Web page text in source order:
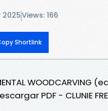
2025Views: 166
Shortlink
WOODCARVING
PDF - CLUNIE